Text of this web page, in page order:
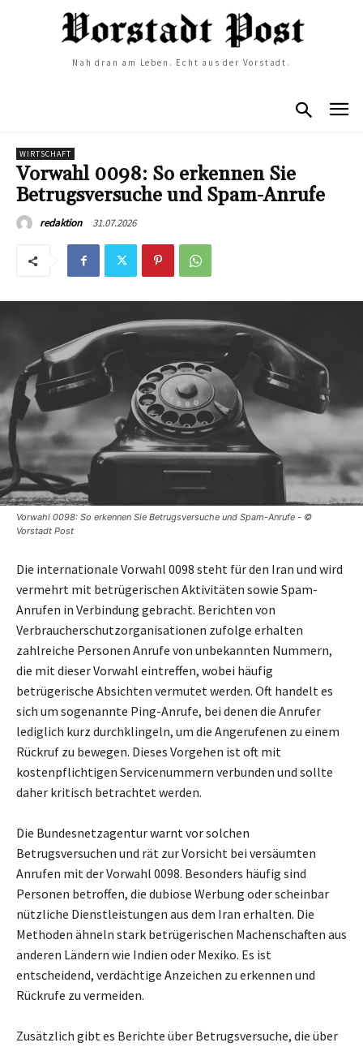
Nah dran am Leben. Echt aus der Vorstadt.
WIRTSCHAFT
Vorwahl 0098: So erkennen Sie
Betrugsversuche und Spam-Anrufe
redaktion 31.07.2026
Vorwahl 0098: So erkennen Sie Betrugsversuche und Spam-Anrufe - ©
Vorstadt Post
Die internationale Vorwahl 0098 steht für den Iran und wird
vermehrt mit betrügerischen Aktivitäten sowie Spam-
Anrufen in Verbindung gebracht. Berichten von
Verbraucherschutzorganisationen zufolge erhalten
zahlreiche Personen Anrufe von unbekannten Nummern,
die mit dieser Vorwahl eintreffen, wobei häufig
betrügerische Absichten vermutet werden. Oft handelt es
sich um sogenannte Ping-Anrufe, bei denen die Anrufer
lediglich kurz durchklingeln, um die Angerufenen zu einem
Rückruf zu bewegen. Dieses Vorgehen ist oft mit
kostenpflichtigen Servicenummern verbunden und sollte
daher kritisch betrachtet werden.
Die Bundesnetzagentur warnt vor solchen
Betrugsversuchen und rät zur Vorsicht bei versäumten
Anrufen mit der Vorwahl 0098. Besonders häufig sind
Personen betroffen, die dubiose Werbung oder scheinbar
nützliche Dienstleistungen aus dem Iran erhalten. Die
Methoden ähneln stark betrügerischen Machenschaften aus
anderen Ländern wie Indien oder Mexiko. Es ist
entscheidend, verdächtige Anzeichen zu erkennen und
Rückrufe zu vermeiden.
Zusätzlich gibt es Berichte über Betrugsversuche, die über